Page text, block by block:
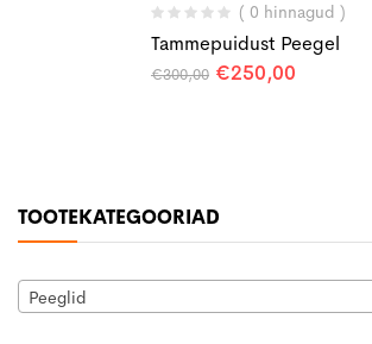
TOOTEKATEGOORIAD
Peeglid
( 0 hinnagud )
Tammepuidust Peegel
€300,00 Algne
€250,00